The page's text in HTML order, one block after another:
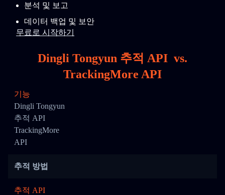
분석 및 보고
데이터 백업 및 보안
무료로 시작하기
Dingli Tongyun 추적 API vs.
TrackingMore API
기능
Dingli Tongyun
추적 API
TrackingMore
API
추적 방법
추적 API